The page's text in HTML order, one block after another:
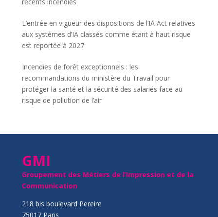
L’entrée en vigueur des dispositions de l’IA Act relatives
aux systèmes d’IA classés comme étant à haut risque
est reportée à 2027
Incendies de forêt exceptionnels : les
recommandations du ministère du Travail pour
protéger la santé et la sécurité des salariés face au
risque de pollution de l’air
GMI
Groupement des Métiers de l’Impression et de la
Communication
218 bis boulevard Pereire
75017 Paris